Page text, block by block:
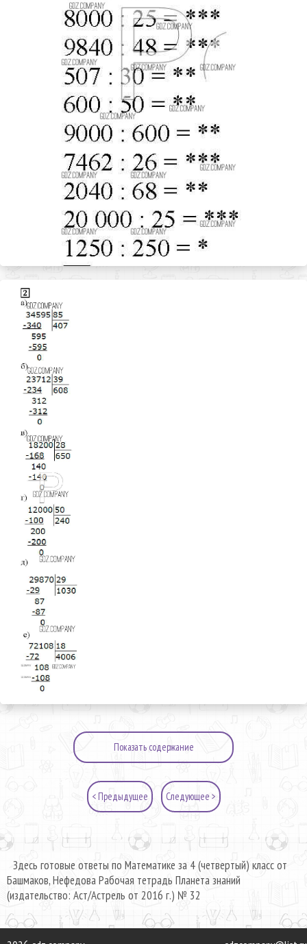
Показать содержание
< Предыдущее Следующее >
Здесь готовые ответы по Математике за 4 (четвертый) класс от
Башмаков, Нефедова Рабочая тетрадь Планета знаний
(издательство: Аст/Астрель от 2016 г.) № 32